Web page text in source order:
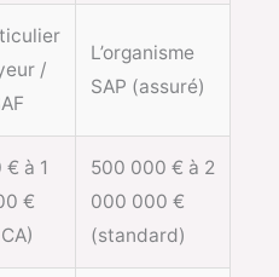
/
L’organisme
SAP (assuré)
€ à 1
€
500 000 € à 2
000 000 €
(standard)